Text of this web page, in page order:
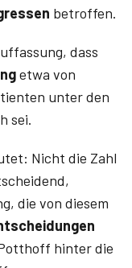
betroffen.
dass
etwa von
unter den
sei.
Nicht die Zahl
die von diesem
hinter die